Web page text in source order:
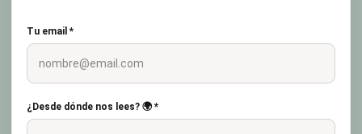
Tu email *
¿Desde dónde nos lees? 🌍 *